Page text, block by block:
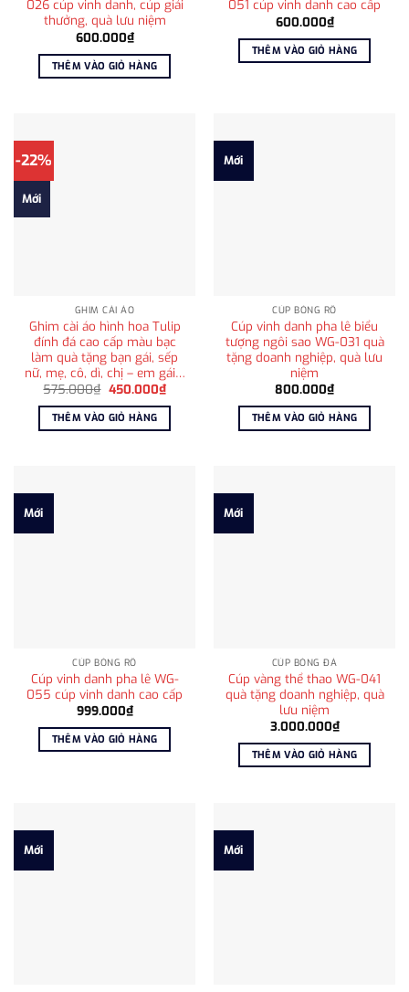
026 cúp vinh danh, cúp giải
thưởng, quà lưu niệm
600.000₫
THÊM VÀO GIỎ HÀNG
051 cúp vinh danh cao cấp
600.000₫
THÊM VÀO GIỎ HÀNG
-22%
Mới
GHIM CÀI ÁO
Ghim cài áo hình hoa Tulip
đính đá cao cấp màu bạc
làm quà tặng bạn gái, sếp
nữ, mẹ, cô, dì, chị – em gái…
575.000₫ Giá
là:
575.000₫.
450.000₫Giá
tại
450.000₫.
THÊM VÀO GIỎ HÀNG
Mới
CÚP BÓNG RỔ
Cúp vinh danh pha lê biểu
tượng ngôi sao WG-031 quà
tặng doanh nghiệp, quà lưu
niệm
800.000₫
THÊM VÀO GIỎ HÀNG
Mới
CÚP BÓNG RỔ
Cúp vinh danh pha lê WG-
055 cúp vinh danh cao cấp
999.000₫
THÊM VÀO GIỎ HÀNG
Mới
CÚP BÓNG ĐÁ
Cúp vàng thể thao WG-041
quà tặng doanh nghiệp, quà
lưu niệm
3.000.000₫
THÊM VÀO GIỎ HÀNG
Mới Mới